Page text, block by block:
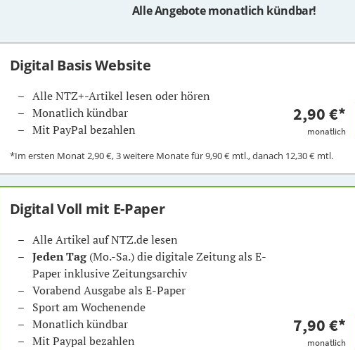
Alle Angebote monatlich kündbar!
Digital Basis Website
Alle NTZ+-Artikel lesen oder hören
Monatlich kündbar
Mit PayPal bezahlen
2,90 €*
monatlich
*Im ersten Monat2,90 €, 3 weitere Monate für9,90 €mtl., danach 12,30 €mtl.
Digital Voll mit E-Paper
Alle Artikel auf NTZ.de lesen
Jeden Tag(Mo.-Sa.) die digitale Zeitung als E-
Paper inklusive Zeitungsarchiv
Vorabend Ausgabe als E-Paper
Sport am Wochenende
Monatlich kündbar
Mit Paypal bezahlen
7,90 €*
monatlich